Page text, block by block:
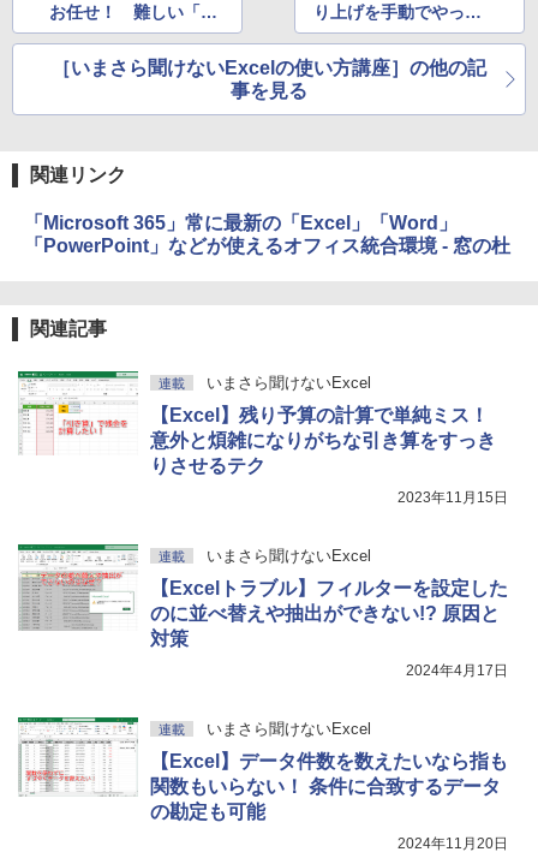
￥1,600
New Amazon Kindle Scribe Colorsoft |
11インチカラーディスプレイ、64GBスト
レージ、ノート機能搭載、明るさ自動調
整、色調調節ライト、プレミアムペン付
お任せ！ 難しい「参
照」問題を考えずに済
むマル秘テク
り上げを手動でやって
はいけない！ ROUND
系関数を使おう
［いまさら聞けないExcelの使い方講座］の他の記
事を見る
関連リンク
「Microsoft 365」常に最新の「Excel」「Word」
「PowerPoint」などが使えるオフィス統合環境 - 窓の杜
関連記事
連載 いまさら聞けないExcel
【Excel】残り予算の計算で単純ミス！
意外と煩雑になりがちな引き算をすっき
りさせるテク
2023年11月15日
連載 いまさら聞けないExcel
【Excelトラブル】フィルターを設定した
のに並べ替えや抽出ができない!? 原因と
対策
2024年4月17日
連載 いまさら聞けないExcel
【Excel】データ件数を数えたいなら指も
関数もいらない！ 条件に合致するデータ
の勘定も可能
2024年11月20日